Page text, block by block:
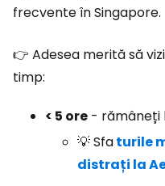
frecvente în Singapore.
👉 Adesea merită să
timp:
< 5 ore - rămâneți
💡 Sfaturile
distrați la